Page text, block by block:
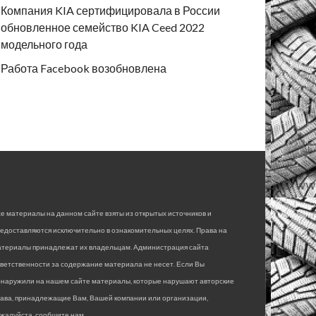
Компания KIA сертифицировала в России
обновленное семейство KIA Ceed 2022
модельного года
Работа Facebook возобновлена
материалы на данном сайте взяты из открытых источников и
исключительно в ознакомительных целях. Права на
принадлежат их владельцам. Администрация сайта
за содержание материала не несет. Если Вы
на нашем сайте материалы, которые нарушают авторские
принадлежащие Вам, Вашей компании или организации,